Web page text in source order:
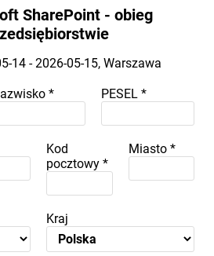
SharePoint - obieg
14 - 2026-05-15, Warszawa
* PESEL *
Kod
pocztowy *
Miasto *
Kraj